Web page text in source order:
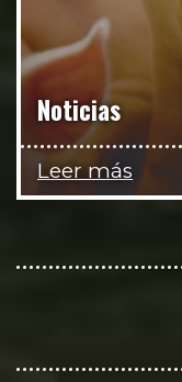
Noticias
Leer más